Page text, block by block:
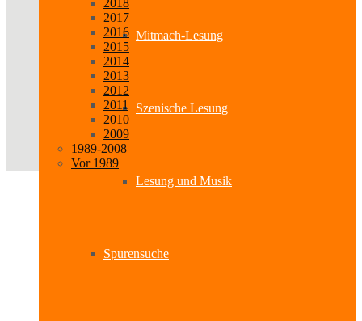
Mitmach-Lesung
Szenische Lesung
Lesung und Musik
Spurensuche
2018
2017
2016
2015
2014
2013
2012
2011
2010
2009
1989-2008
Vor 1989